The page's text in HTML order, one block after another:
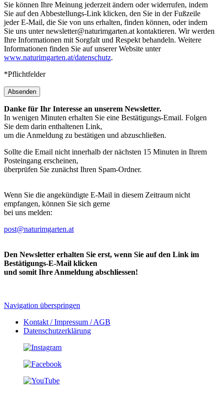
Sie können Ihre Meinung jederzeit ändern oder widerrufen, indem
Sie auf den Abbestellungs-Link klicken, den Sie in der Fußzeile
jeder E-Mail, die Sie von uns erhalten, finden können, oder indem
Sie uns unter newsletter@naturimgarten.at kontaktieren. Wir werden
Ihre Informationen mit Sorgfalt und Respekt behandeln. Weitere
Informationen finden Sie auf unserer Website unter
www.naturimgarten.at/datenschutz.
*Pflichtfelder
Absenden
Danke für Ihr Interesse an unserem Newsletter.
In wenigen Minuten erhalten Sie eine Bestätigungs-Email. Folgen
Sie dem darin enthaltenen Link,
um die Anmeldung zu bestätigen und abzuschließen.
Sollte die Email nicht innerhalb der nächsten 15 Minuten in Ihrem
Posteingang erscheinen,
überprüfen Sie zunächst Ihren Spam-Ordner.
Wenn Sie die angekündigte E-Mail in diesem Zeitraum nicht
empfangen, können Sie sich gerne
bei uns melden:
post@naturimgarten.at
Den Newsletter erhalten Sie erst, wenn Sie auf den Link im
Bestätigungs-E-Mail klicken
und somit Ihre Anmeldung abschliessen!
Navigation überspringen
Kontakt / Impressum / AGB
Datenschutzerklärung